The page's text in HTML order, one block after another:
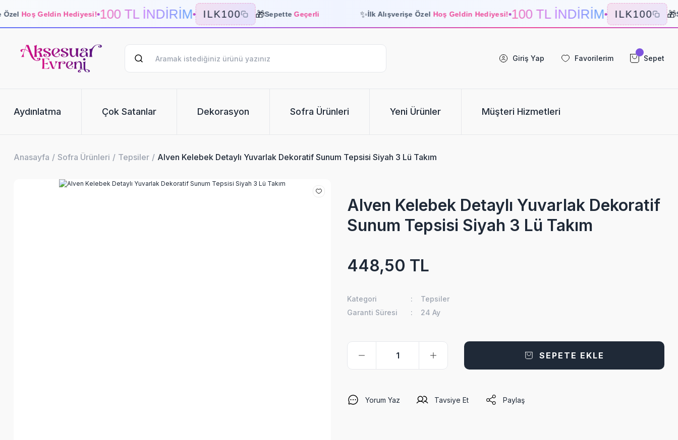
Hoş Geldin Hediyesi! 100 TL İNDİRİM ILK100 🎁SepetteGeçerli İlk Alışverişe ÖzelHoş Geldin Hediyesi! 100 TL İNDİRİM ILK100 🎁
Giriş Yap Favorilerim Sepet
Aydınlatma Çok Satanlar Dekorasyon Sofra Ürünleri Yeni Ürünler Müşteri Hizmetleri
Anasayfa Sofra Ürünleri Tepsiler Alven Kelebek Detaylı Yuvarlak Dekoratif Sunum Tepsisi Siyah 3 Lü Takım
Alven Kelebek Detaylı Yuvarlak Dekoratif
Sunum Tepsisi Siyah 3 Lü Takım
448,50 TL
Kategori
Tepsiler
Garanti Süresi
24 Ay
SEPETE EKLE
Yorum Yaz Tavsiye Et Paylaş